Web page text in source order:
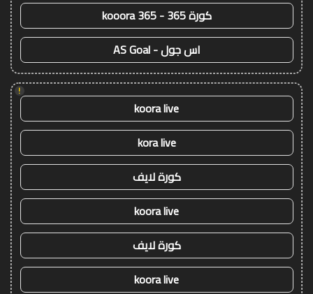
كورة 365 - kooora 365
اس جول - AS Goal
!
koora live
kora live
كورة لايف
koora live
كورة لايف
koora live